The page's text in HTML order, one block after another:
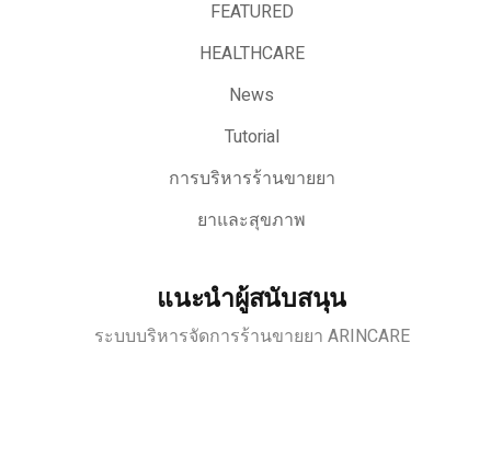
FEATURED
HEALTHCARE
News
Tutorial
การบริหารร้านขายยา
ยาและสุขภาพ
แนะนำผู้สนับสนุน
ระบบบริหารจัดการร้านขายยา ARINCARE